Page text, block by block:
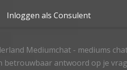
Inloggen als Consulent
Mediumchat - mediums
betrouwbaar antwoord op je